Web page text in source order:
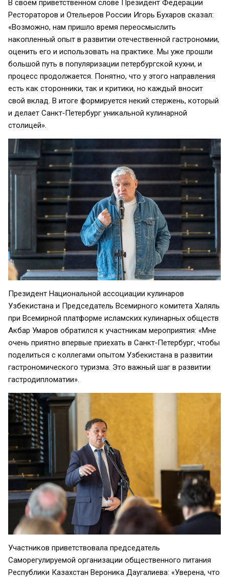
В своем приветственном слове Президент Федерации
Рестораторов и Отельеров России Игорь Бухаров сказал:
«Возможно, нам пришло время переосмыслить
накопленный опыт в развитии отечественной гастрономии,
оценить его и использовать на практике. Мы уже прошли
большой путь в популяризации петербургской кухни, и
процесс продолжается. Понятно, что у этого направления
есть как сторонники, так и критики, но каждый вносит
свой вклад. В итоге формируется некий стержень, который
и делает Санкт‑Петербург уникальной кулинарной
столицей».
Президент Национальной ассоциации кулинаров
Узбекистана и Председатель Всемирного комитета Халяль
при Всемирной платформе исламских кулинарных обществ
Акбар Умаров обратился к участникам мероприятия: «Мне
очень приятно впервые приехать в Санкт‑Петербург, чтобы
поделиться с коллегами опытом Узбекистана в развитии
гастрономического туризма. Это важный шаг в развитии
гастродипломатии».
Участников приветствовала председатель
Саморегулируемой организации общественного питания
Республики Казахстан Вероника Даугалиева: «Уверена, что